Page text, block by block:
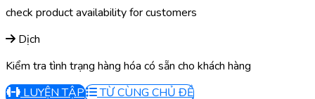
check product availability for customers
Dịch
Kiểm tra tình trạng hàng hóa có sẵn cho khách hàng
LUYỆN TẬP
TỪ CÙNG CHỦ ĐỀ